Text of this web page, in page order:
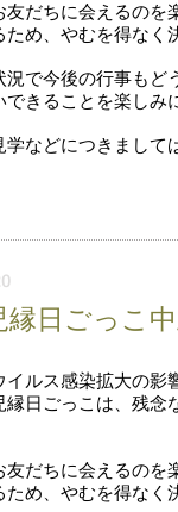
友だちに会えるのを
ため、やむを得なく
況で今後の行事もど
できることを楽しみ
学などにつきまして
縁日ごっこ
イルス感染拡大の影
縁日ごっこは、残念
友だちに会えるのを
ため、やむを得なく